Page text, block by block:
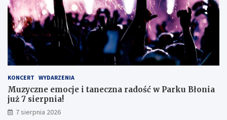
o
s
k
o
n
a
ł
m
i
w
y
!
KONCERT WYDARZENIA
Muzyczne emocje i taneczna radość w Parku Błonia
już 7 sierpnia!
7 sierpnia 2026